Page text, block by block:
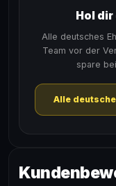
Hol
Alle deutsches
Team vor der
spare
Alle